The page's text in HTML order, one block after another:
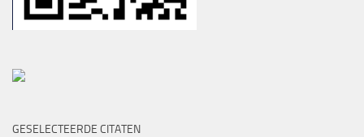
GESELECTEERDE CITATEN